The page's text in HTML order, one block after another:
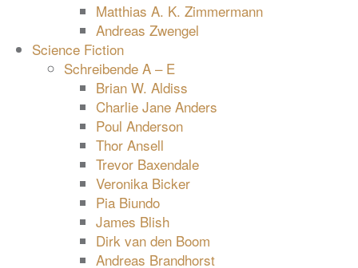
Matthias A. K. Zimmermann
Andreas Zwengel
Science Fiction
Schreibende A – E
Brian W. Aldiss
Charlie Jane Anders
Poul Anderson
Thor Ansell
Trevor Baxendale
Veronika Bicker
Pia Biundo
James Blish
Dirk van den Boom
Andreas Brandhorst